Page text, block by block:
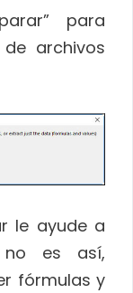
para
archivos
le ayude a
no es así,
fórmulas y